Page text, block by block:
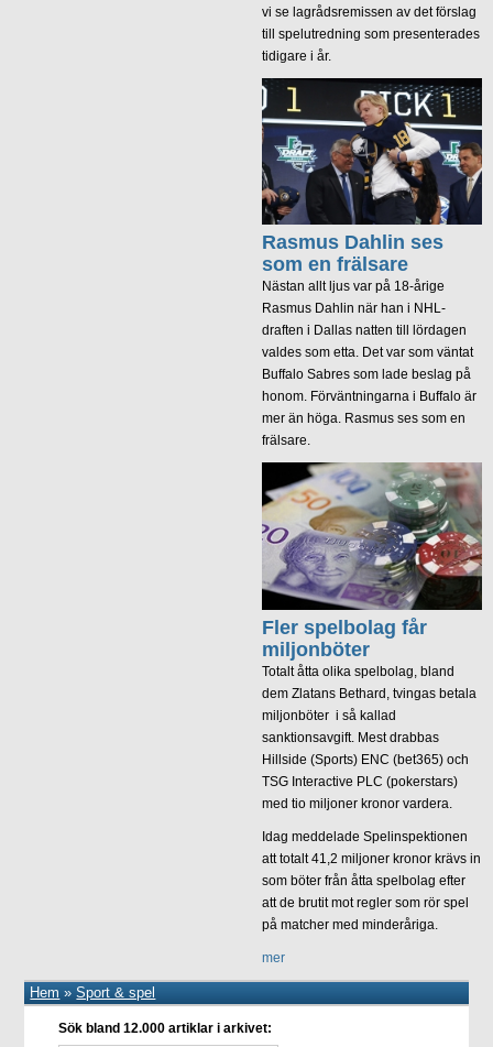
vi se lagrådsremissen av det förslag
till spelutredning som presenterades
tidigare i år.
Rasmus Dahlin ses
som en frälsare
Nästan allt ljus var på 18-årige
Rasmus Dahlin när han i NHL-
draften i Dallas natten till lördagen
valdes som etta. Det var som väntat
Buffalo Sabres som lade beslag på
honom. Förväntningarna i Buffalo är
mer än höga. Rasmus ses som en
frälsare.
Fler spelbolag får
miljonböter
Totalt åtta olika spelbolag, bland
dem Zlatans Bethard, tvingas betala
miljonböter i så kallad
sanktionsavgift. Mest drabbas
Hillside (Sports) ENC (bet365) och
TSG Interactive PLC (pokerstars)
med tio miljoner kronor vardera.
Idag meddelade Spelinspektionen
att totalt 41,2 miljoner kronor krävs in
som böter från åtta spelbolag efter
att de brutit mot regler som rör spel
på matcher med minderåriga.
mer
Hem »Sport & spel
Sök bland 12.000 artiklar i arkivet: